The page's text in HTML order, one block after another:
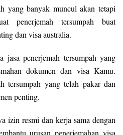
yang banyak muncul akan tetapi
penerjemah tersumpah buat
dan visa australia.
jasa penerjemah tersumpah yang
dokumen dan visa Kamu.
tersumpah yang telah pakar dan
penting.
izin resmi dan kerja sama dengan
urusan penerjemahan visa